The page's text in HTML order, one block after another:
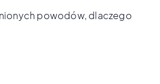
powodów, dlaczego